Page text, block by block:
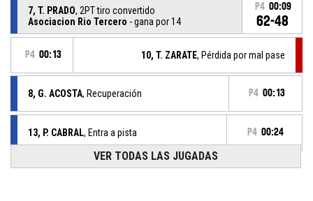
7, T. PRADO, 2PT tiro convertido
Asociacion Rio Tercero - gana por 14
P4 00:09
62-48
P4 00:13 10, T. ZARATE, Pérdida por mal pase
8, G. ACOSTA, Recuperación P4 00:13
13, P. CABRAL, Entra a pista P4 00:24
12, L. BARRIONUEVO, Entra a pista P4 00:24
VER TODAS LAS JUGADAS